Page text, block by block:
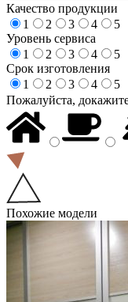
Качество продукции
1
2 3 4
5
Уровень сервиса
1
2 3 4
5
Срок изготовления
1
2 3 4
5
Пожалуйста,
Похожие модели